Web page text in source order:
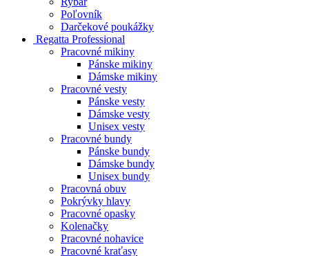
Poľovník
Darčekové poukážky
Regatta Professional
Pracovné mikiny
Pánske mikiny
Dámske mikiny
Pracovné vesty
Pánske vesty
Dámske vesty
Unisex vesty
Pracovné bundy
Pánske bundy
Dámske bundy
Unisex bundy
Pracovná obuv
Pokrývky hlavy
Pracovné opasky
Kolenačky
Pracovné nohavice
Pracovné kraťasy